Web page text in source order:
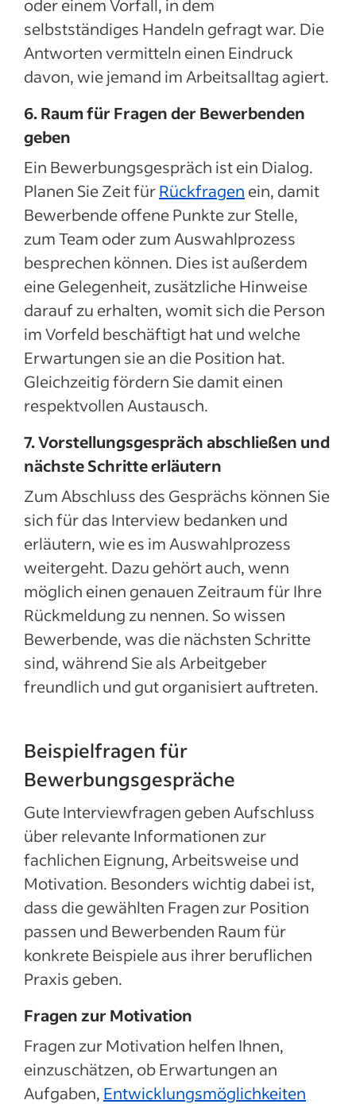
oder einem Vorfall, in dem
selbstständiges Handeln gefragt war. Die
Antworten vermitteln einen Eindruck
davon, wie jemand im Arbeitsalltag agiert.
6. Raum für Fragen der Bewerbenden
geben
Ein Bewerbungsgespräch ist ein Dialog.
Planen Sie Zeit fürRückfragen ein, damit
Bewerbende offene Punkte zur Stelle,
zum Team oder zum Auswahlprozess
besprechen können. Dies ist außerdem
eine Gelegenheit, zusätzliche Hinweise
darauf zu erhalten, womit sich die Person
im Vorfeld beschäftigt hat und welche
Erwartungen sie an die Position hat.
Gleichzeitig fördern Sie damit einen
respektvollen Austausch.
7. Vorstellungsgespräch abschließen und
nächste Schritte erläutern
Zum Abschluss des Gesprächs können Sie
sich für das Interview bedanken und
erläutern, wie es im Auswahlprozess
weitergeht. Dazu gehört auch, wenn
möglich einen genauen Zeitraum für Ihre
Rückmeldung zu nennen. So wissen
Bewerbende, was die nächsten Schritte
sind, während Sie als Arbeitgeber
freundlich und gut organisiert auftreten.
Beispielfragen für
Bewerbungsgespräche
Gute Interviewfragen geben Aufschluss
über relevante Informationen zur
fachlichen Eignung, Arbeitsweise und
Motivation. Besonders wichtig dabei ist,
dass die gewählten Fragen zur Position
passen und Bewerbenden Raum für
konkrete Beispiele aus ihrer beruflichen
Praxis geben.
Fragen zur Motivation
Fragen zur Motivation helfen Ihnen,
einzuschätzen, ob Erwartungen an
Aufgaben, Entwicklungsmöglichkeiten